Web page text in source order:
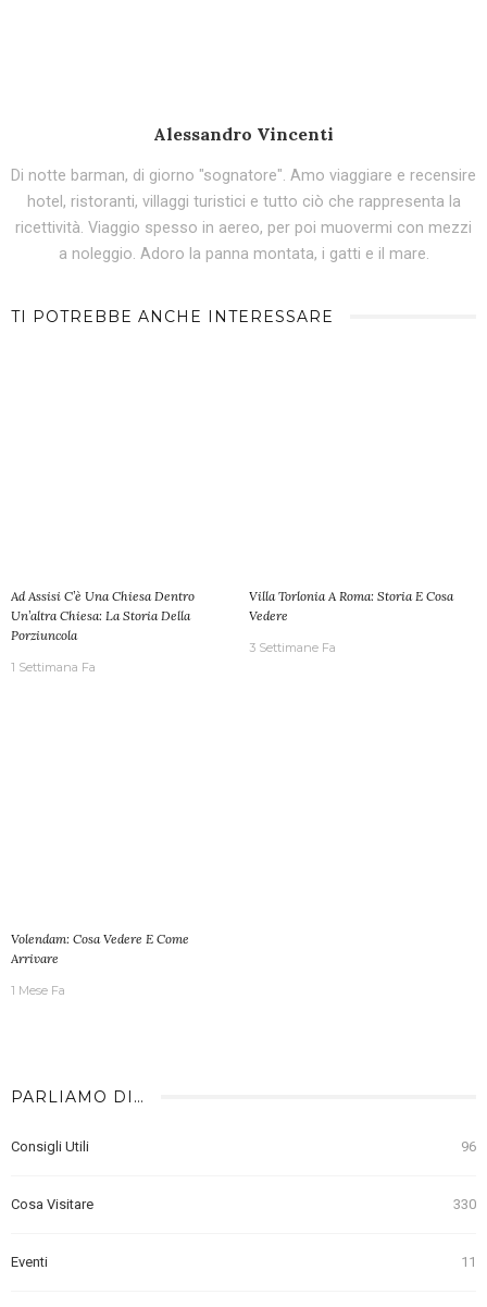
Alessandro Vincenti
Di notte barman, di giorno "sognatore". Amo viaggiare e recensire
hotel, ristoranti, villaggi turistici e tutto ciò che rappresenta la
ricettività. Viaggio spesso in aereo, per poi muovermi con mezzi
a noleggio. Adoro la panna montata, i gatti e il mare.
TI POTREBBE ANCHE INTERESSARE
Ad Assisi C’è Una Chiesa Dentro
Un’altra Chiesa: La Storia Della
Porziuncola
1 Settimana Fa
Villa Torlonia A Roma: Storia E Cosa
Vedere
3 Settimane Fa
Volendam: Cosa Vedere E Come
Arrivare
1 Mese Fa
PARLIAMO DI…
Consigli Utili 96
Cosa Visitare 330
Eventi 11